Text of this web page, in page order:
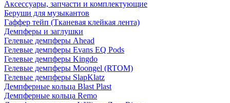
Аксессуары, запчасти и комплектующие
Беруши для музыкантов
Гаффер тейп (Тканевая клейкая лента)
Демпферы и заглушки
Гелевые демпферы Ahead
Гелевые демпферы Evans EQ Pods
Гелевые демпферы Kingdo
Гелевые демпферы Moongel (RTOM)
Гелевые демпферы SlapKlatz
Демпферные кольца Blast Plast
Демпферные кольца Remo